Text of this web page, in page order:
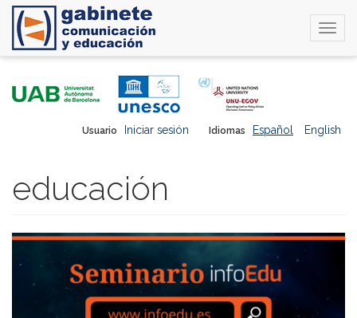
Idiomas Español English
Usuario Iniciar sesión
educación